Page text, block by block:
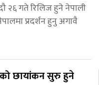
२६ गते रिलिज हुने नेपाली
प्रदर्शन हुनु अगावै
छायांकन सुरु हुने